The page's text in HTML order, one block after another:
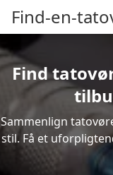
Find-en-
Find
Sammenlign
stil. Få et